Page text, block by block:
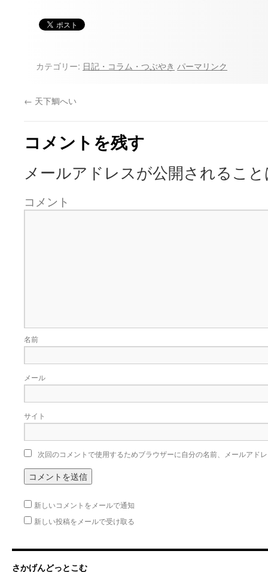
カテゴリー: 日記・コラム・つぶやき パーマリンク
← 天下鯛へい
コメントを残す
メールアドレスが公開されるこ
コメント
名前
メール
サイト
次回のコメントで使用するためブラウザーに自分の名前、メールアド
新しいコメントをメールで通知
新しい投稿をメールで受け取る
さかげんどっとこむ